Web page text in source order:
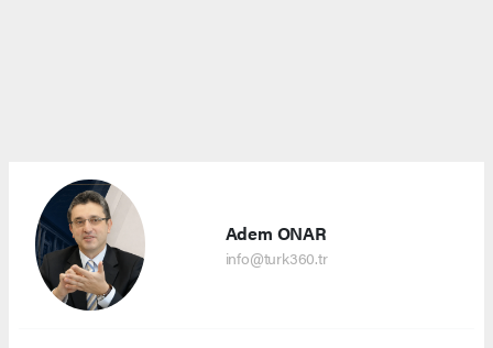
Adem ONAR
info@turk360.tr